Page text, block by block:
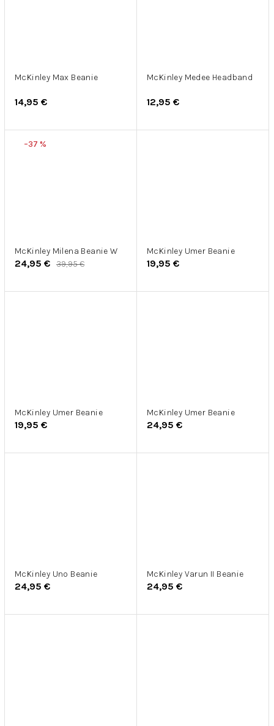
McKinley Max Beanie
14,95 €
McKinley Medee Headband
12,95 €
–37 %
McKinley Milena Beanie W
24,95 € 39,95 €
McKinley Umer Beanie
19,95 €
McKinley Umer Beanie
19,95 €
McKinley Umer Beanie
24,95 €
McKinley Uno Beanie
24,95 €
McKinley Varun II Beanie
24,95 €